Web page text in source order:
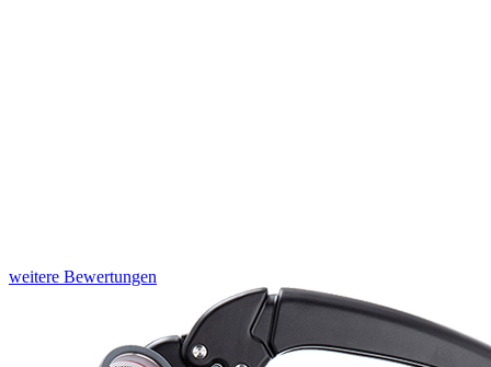
weitere Bewertungen